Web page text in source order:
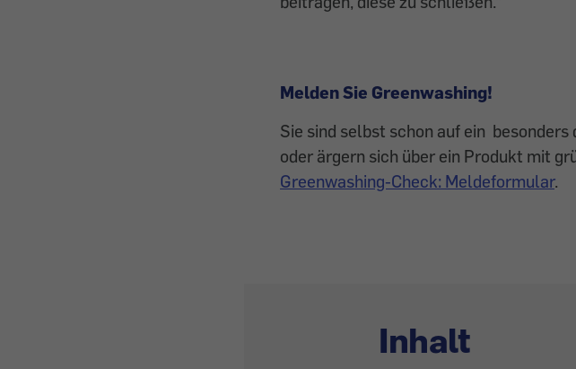
Melden Sie Greenwashing!
Sie sind selbst schon auf ein
oder ärgern sich über ein Produkt mit
Greenwashing-Check: Meldeformular.
Inhalt